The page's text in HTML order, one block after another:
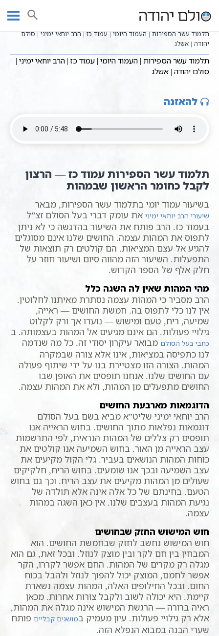
content
עמוד ראשי שיעורי וידאו
בעל הסולם תלמוד עשר הספירות
תלמוד עשר הספירות | העמוד היומי | עמוד כז | הרב יוחאי ימיני | סולם
יהודה | אשלג
תלמוד עשר הספירות | העמוד היומי | עמוד כז | הרב יוחאי ימיני |
סולם יהודה | אשלג
להאזנה
תלמוד עשר הספירות עמוד כז — הרצון
לקבל כחומר הראשון שבמהות
בשיעור עמוד יומי בתלמוד עשר הספירות, מבאר
שיעורי הרב יוחאי ימיני את עומק דברי בעל הסולם זצ”ל
בעמוד כז. הרב פותח את השיעור בהדגשה כי לא ניתן
לתפוס את המהות עצמה. החושים שלנו אינם מסוגלים
להגיע אל עצם המציאות. הם קולטים רק תוצאות של
התפעלות. השיעור הזה מהווה סיום ושיעור חוזר על
חלק אלף של הספר הקדוש.
מהי המהות שאין לה השגה כלל
הרב מסביר כי המהות עצמה נסתרת מאיתנו לחלוטין.
אין לנו כלי לתפוס בה. חמשת החושים — ראייה,
שמיעה, ריח, טעם ומישוש — נועדו אך ורק לקלוט
גילויי פעולות. הם אינם מגיעים אל המהות בעצמותה. ב
כתבי בעל הסולם מבואר עיקרון יסודי זה. כל מה שנדמה
לנו כתפיסה במציאות, אינו אלא צורה שבמקרה
המהות. הצורה הזו מצטיירת בנו על ידי שיתוף פעולה
עם החושים שלנו. אנחנו תופסים את האופן שבו
החושים מתפעלים מן המהות, ולא את המהות עצמה.
הדוגמאות מארבעת החושים
הרב יוחאי ימיני שליט”א מביא בשם בעל הסולם
דוגמאות נפלאות מתוך החושים. בחוש הראייה אנו
תופסים רק צללים של המהות הנראית, לפי התרשמות
עצב הראייה מן האור. בחוש השמיעה אנו קולטים את
כוחות המהות הנושאים בעביר. גלי הקול מקיעים את
עצב השמיעה ובכך אנו שומעים. בחוש הריח, חלקיקים
שעולים מן המהות מקיעים את עצב הריח. וכך גם בחוש
הטעם. בחינתם של כל אלה אינה אלא תולדה של
נגיעת המהות בעצבים שלנו. אין כאן השגה במהות
עצמה.
חוש המישוש החזק שבחושים
חוש המישוש נחשב לחזק שבחמשת החושים. הוא
המבחין בין חם לקר ובין מוצק לנוזל. ובכל זאת, גם הוא
מגלה רק מקרים של המהות. החם אפשר לקררו, הקר
אפשר לחמם, המוצק יכול להפוך לנוזל ולהבל בכוח
החום. ובכל החילופים האלה, המהות עצמה נשארת
קיימת. היא יכולה לשוב ולקבל צורות אחרות. מכאן
ראיה ברורה — הרגשת המישוש אינה מגלה את המהות,
אלא רק גילויי פעולות. עיון מעמיק במושגים קבליים פותח
שערי הבנה במבוא הנפלא הזה.